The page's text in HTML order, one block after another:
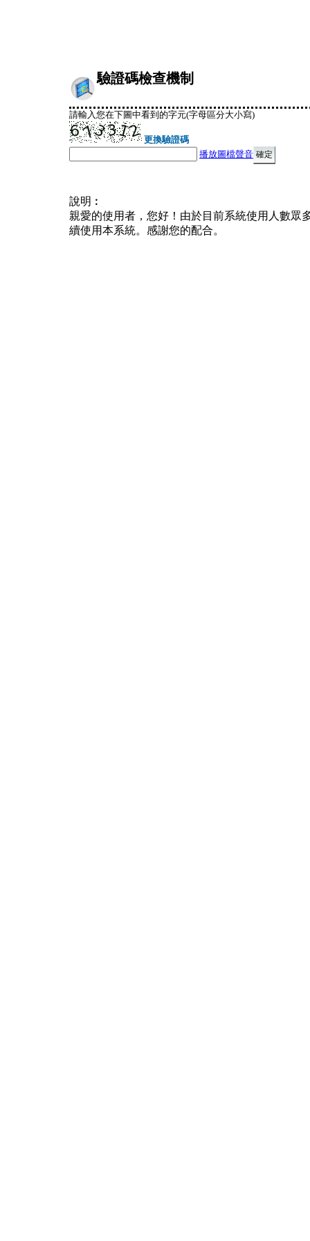
驗證碼檢查機制
請輸入您在下圖中看到的字元(字母區分大小寫)
更換驗證碼
播放圖檔聲音
說明︰
親愛的使用者，您好！由於目前系統使用人數眾
續使用本系統。感謝您的配合。